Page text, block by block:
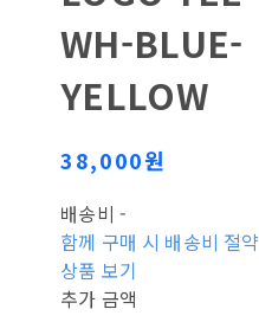
WH-BLUE-
YELLOW
38,000원
배송비 -
함께 구매 시 배송비 절약
상품 보기
추가 금액